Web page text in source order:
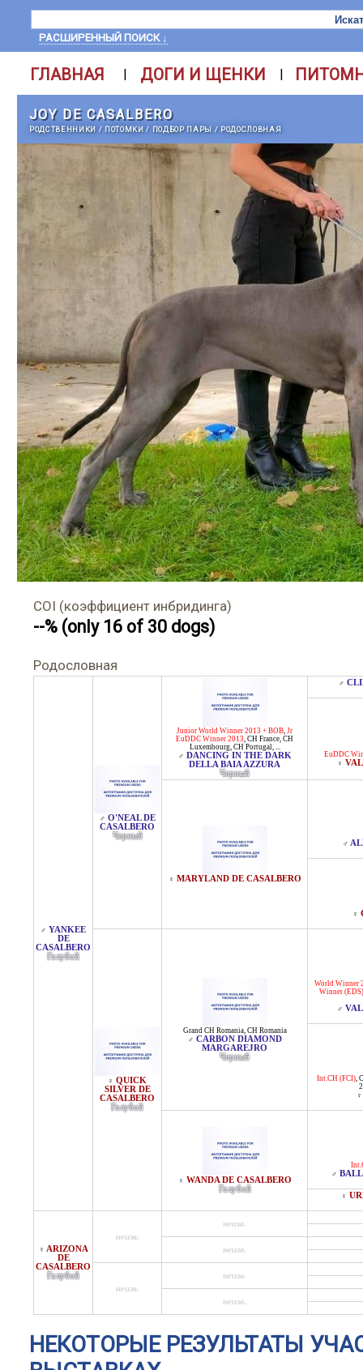
РАСШИРЕННЫЙ ПОИСК ↓
ГЛАВНАЯ | ДОГИ И ЩЕНКИ |
JOY DE CASALBERO
РОДСТВЕННИКИ / ПОТОМКИ/ ПОДБОР ПАРЫ / РОДОСЛОВНАЯ
COI (коэффициент инбридинга)
--% (only 16 of 30 dogs)
Родословная
♂ YANKEE
DE
CASALBERO
Голубой
♂ O'NEAL DE
CASALBERO
Черный
Junior World Winner 2013 + BOB, Jr
EuDDC Winner 2013, CH France, CH
Luxembourg, CH Portugal, ...
♂ DANCING IN THE DARK
DELLA BAIA AZZURA
Черный
♂
EuDDC
♀
♀ MARYLAND DE CASALBERO
♂
♀
♀ QUICK
SILVER DE
CASALBERO
Голубой
Grand CH Romania, CH Romania
♂ CARBON DIAMOND
MARGAREJRO
Черный
World Winner
Winner
♂
Int.CH (FCI),
♀
♀ WANDA DE CASALBERO
Голубой
♂
♀
♀ ARIZONA
DE
CASALBERO
Голубой
неизв.
неизв.
неизв.
неизв.
неизв.
неизв.
НЕКОТОРЫЕ РЕЗУЛЬТАТЫ